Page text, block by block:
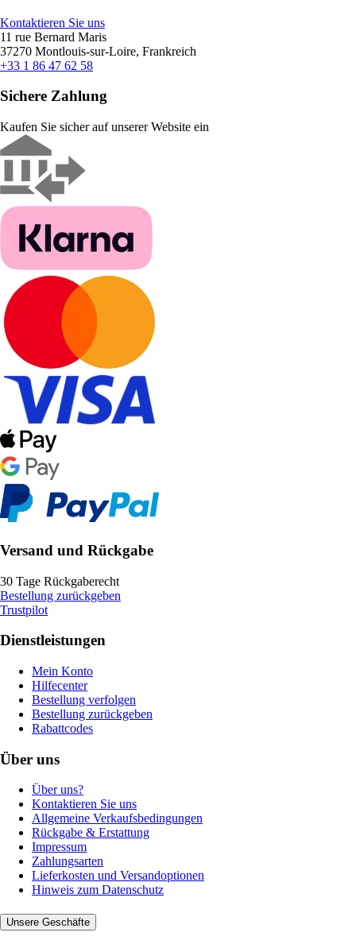
Kontaktieren Sie uns
11 rue Bernard Maris
37270 Montlouis-sur-Loire, Frankreich
+33 1 86 47 62 58
Sichere Zahlung
Kaufen Sie sicher auf unserer Website ein
Versand und Rückgabe
30 Tage Rückgaberecht
Bestellung zurückgeben
Trustpilot
Dienstleistungen
Mein Konto
Hilfecenter
Bestellung verfolgen
Bestellung zurückgeben
Rabattcodes
Über uns
Über uns?
Kontaktieren Sie uns
Allgemeine Verkaufsbedingungen
Rückgabe & Erstattung
Impressum
Zahlungsarten
Lieferkosten und Versandoptionen
Hinweis zum Datenschutz
Unsere Geschäfte